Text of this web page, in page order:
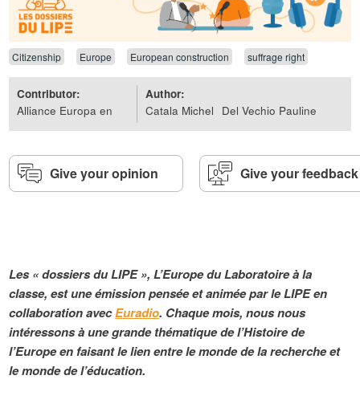
Citizenship Europe European construction suffrage right
Contributor:
Alliance Europa en
Author:
Catala Michel
Del Vechio Pauline
Give your opinion Give your feedback
Les « dossiers du LIPE », L’Europe du Laboratoire à la
classe, est une émission pensée et animée par le LIPE en
collaboration avecEuradio. Chaque mois, nous nous
intéressons à une grande thématique de l’Histoire de
l’Europe en faisant le lien entre le monde de la recherche et
le monde de l’éducation.